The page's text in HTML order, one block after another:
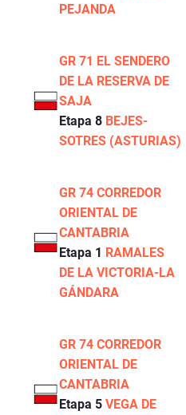
PEJANDA
GR 71 EL SENDERO
DE LA RESERVA DE
SAJA
Etapa 8 BEJES-
SOTRES (ASTURIAS)
GR 74 CORREDOR
ORIENTAL DE
CANTABRIA
Etapa 1 RAMALES
DE LA VICTORIA-LA
GÁNDARA
GR 74 CORREDOR
ORIENTAL DE
CANTABRIA
Etapa 5 VEGA DE